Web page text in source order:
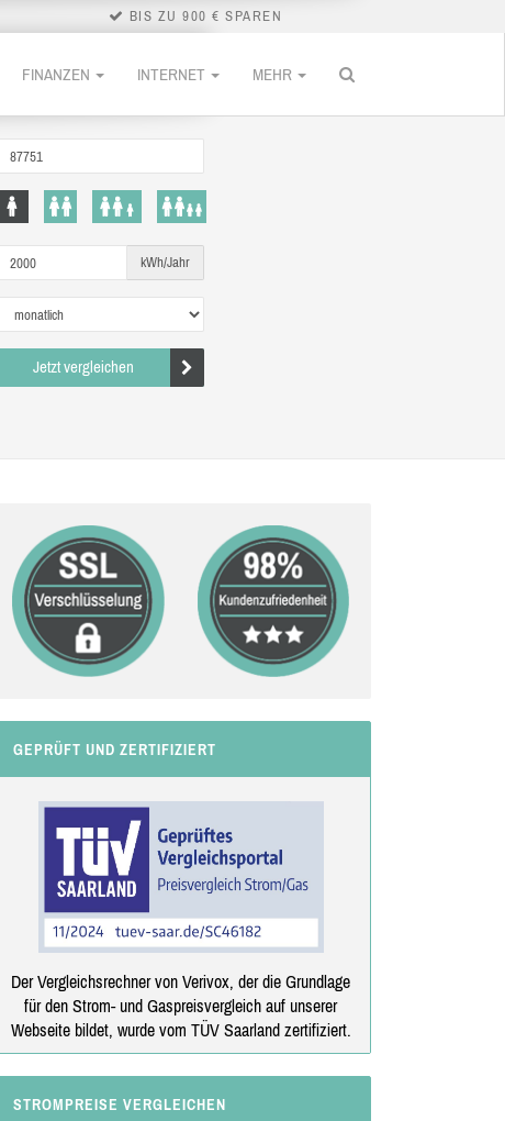
BIS ZU 900 € SPAREN
FINANZEN INTERNET MEHR
kWh/Jahr
Jetzt vergleichen
GEPRÜFT UND ZERTIFIZIERT
Der Vergleichsrechner von Verivox, der die Grundlage
für den Strom- und Gaspreisvergleich auf unserer
Webseite bildet, wurde vom TÜV Saarland zertifiziert.
STROMPREISE VERGLEICHEN